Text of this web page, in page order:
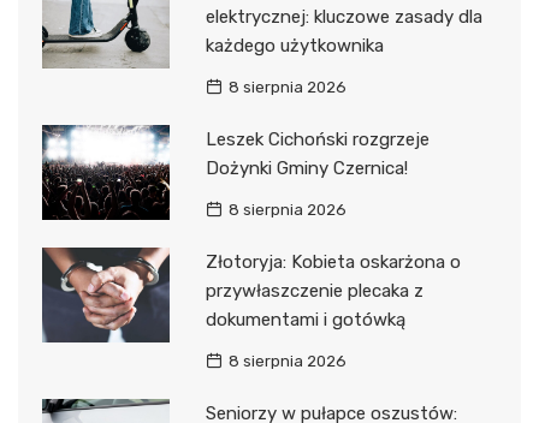
elektrycznej: kluczowe zasady dla
każdego użytkownika
8 sierpnia 2026
Leszek Cichoński rozgrzeje
Dożynki Gminy Czernica!
8 sierpnia 2026
Złotoryja: Kobieta oskarżona o
przywłaszczenie plecaka z
dokumentami i gotówką
8 sierpnia 2026
Seniorzy w pułapce oszustów: